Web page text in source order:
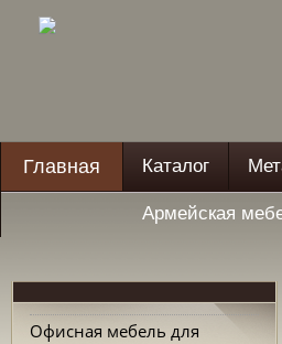
Главная Каталог
Армейская
Офисная мебель для